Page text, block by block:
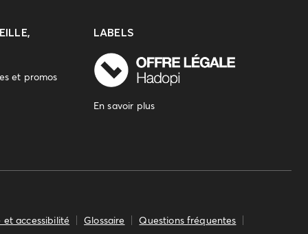
et promos
LABELS
En savoir plus
et accessibilité Glossaire Questions fréquentes